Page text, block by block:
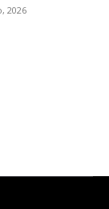
2026